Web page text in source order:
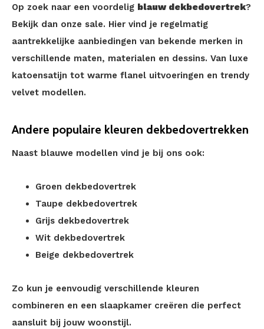
Op zoek naar een voordelig blauw dekbedovertrek?
Bekijk dan onze sale. Hier vind je regelmatig
aantrekkelijke aanbiedingen van bekende merken in
verschillende maten, materialen en dessins. Van luxe
katoensatijn tot warme flanel uitvoeringen en trendy
velvet modellen.
Andere populaire kleuren dekbedovertrekken
Naast blauwe modellen vind je bij ons ook:
Groen dekbedovertrek
Taupe dekbedovertrek
Grijs dekbedovertrek
Wit dekbedovertrek
Beige dekbedovertrek
Zo kun je eenvoudig verschillende kleuren
combineren en een slaapkamer creëren die perfect
aansluit bij jouw woonstijl.